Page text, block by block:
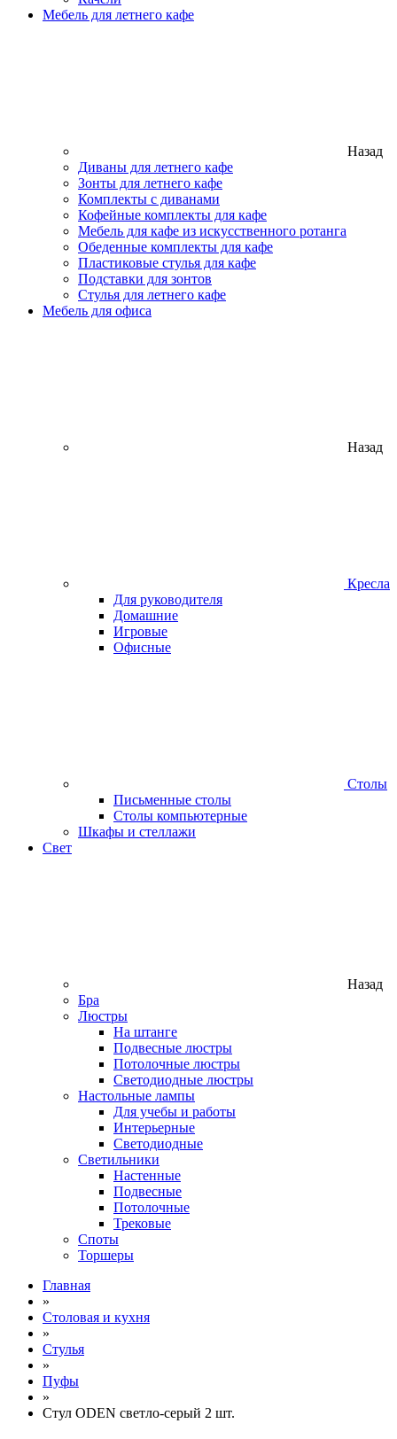
Мебель для летнего кафе
Назад
Диваны для летнего кафе
Зонты для летнего кафе
Комплекты с диванами
Кофейные комплекты для кафе
Мебель для кафе из искусственного ротанга
Обеденные комплекты для кафе
Пластиковые стулья для кафе
Подставки для зонтов
Стулья для летнего кафе
Мебель для офиса
Назад
Кресла
Для руководителя
Домашние
Игровые
Офисные
Столы
Письменные столы
Столы компьютерные
Шкафы и стеллажи
Свет
Назад
Бра
Люстры
На штанге
Подвесные люстры
Потолочные люстры
Светодиодные люстры
Настольные лампы
Для учебы и работы
Интерьерные
Светодиодные
Светильники
Настенные
Подвесные
Потолочные
Трековые
Споты
Торшеры
Главная
»
Столовая и кухня
»
Стулья
»
Пуфы
»
Стул ODEN светло-серый 2 шт.